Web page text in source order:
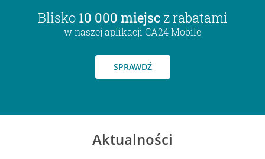
Blisko 10 000 miejsc z rabatami
w naszej aplikacji CA24 Mobile
SPRAWDŹ
Aktualności